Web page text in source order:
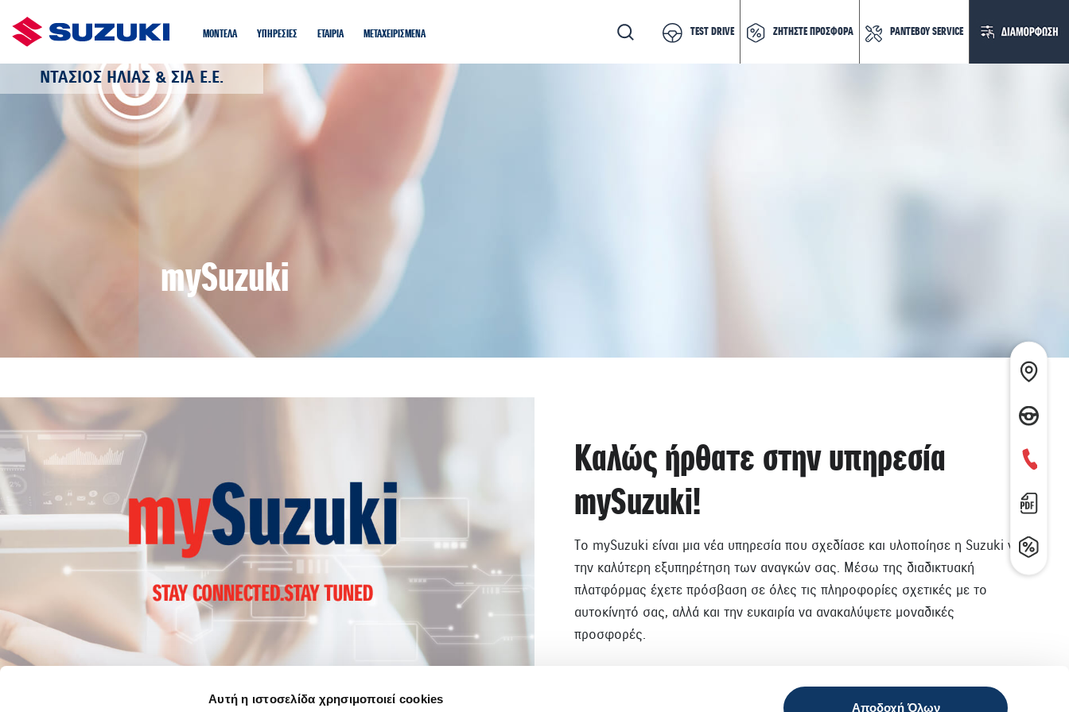
Αυτή η ιστοσελίδα χρησιμοποιεί cookies
Αποδοχή Όλων
ΝΤΑΣΙΟΣ ΗΛΙΑΣ & ΣΙΑ Ε.Ε.
ΜΟΝΤΕΛΑ ΥΠΗΡΕΣΙΕΣ EΤΑIΡΙΑ ΜΕΤΑΧΕΙΡΙΣΜΕΝΑ TEST DRIVE ΖΗΤΗΣΤΕ ΠΡΟΣΦΟΡΑ ΡΑΝΤΕΒΟΥ SERVICE
mySuzuki
Καλώς ήρθατε στην υπηρεσία
mySuzuki!
Tο mySuzuki είναι μια νέα υπηρεσία που σχεδίασε και υλοποίησε η Suzuki για
την καλύτερη εξυπηρέτηση των αναγκών σας. Μέσω της διαδικτυακή
πλατφόρμας έχετε πρόσβαση σε όλες τις πληροφορίες σχετικές με το
αυτοκίνητό σας, αλλά και την ευκαιρία να ανακαλύψετε μοναδικές
προσφορές.